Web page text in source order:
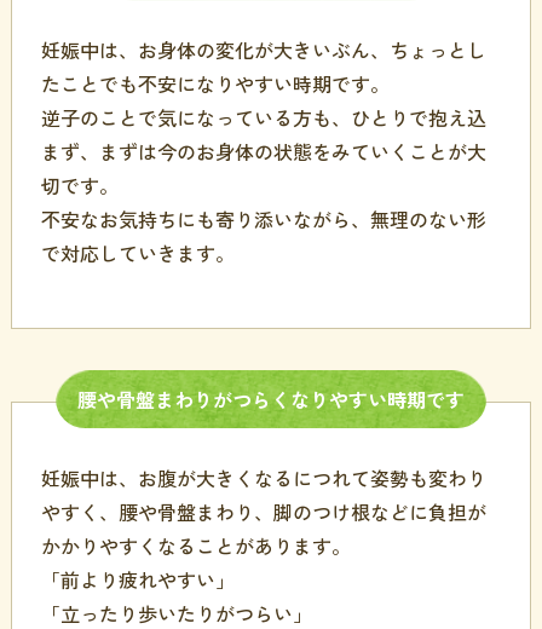
妊娠中は、お身体の変化が大きいぶん、ちょっとし
たことでも不安になりやすい時期です。
逆子のことで気になっている方も、ひとりで抱え込
まず、まずは今のお身体の状態をみていくことが大
切です。
不安なお気持ちにも寄り添いながら、無理のない形
で対応していきます。
腰や骨盤まわりがつらくなりやすい時期です
妊娠中は、お腹が大きくなるにつれて姿勢も変わり
やすく、腰や骨盤まわり、脚のつけ根などに負担が
かかりやすくなることがあります。
「前より疲れやすい」
「立ったり歩いたりがつらい」